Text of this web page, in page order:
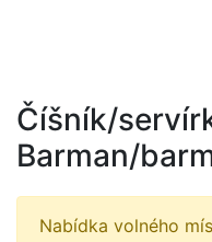
Číšník/
Barman/
Nabídka volného